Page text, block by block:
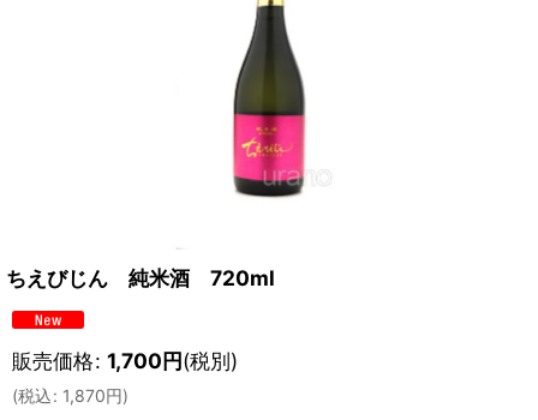
ちえびじん 純米酒 720ml
販売価格: 1,700円(税別)
(税込: 1,870円)